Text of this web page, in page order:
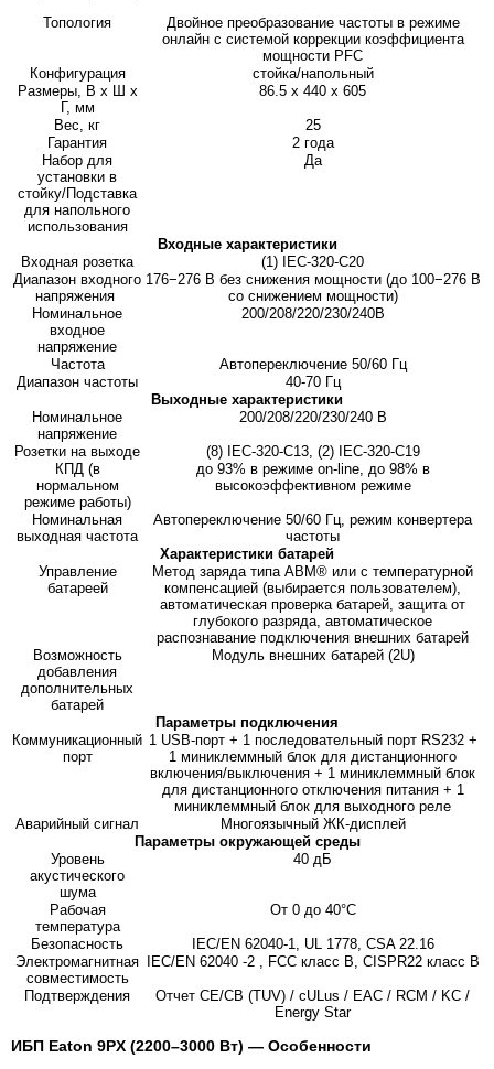
Топология
Двойное преобразование частоты в режиме
онлайн с системой коррекции коэффициента
мощности PFC
Конфигурация
стойка/напольный
Размеры, В x Ш x
Г, мм
86.5 x 440 x 605
Вес, кг
25
Гарантия
2 года
Набор для
установки в
стойку/Подставка
для напольного
использования
Да
Входные характеристики
Входная розетка
(1) IEC-320-C20
Диапазон входного
напряжения
176−276 В без снижения мощности (до 100−276 В
со снижением мощности)
Номинальное
входное
напряжение
200/208/220/230/240В
Частота
Автопереключение 50/60 Гц
Диапазон частоты
40-70 Гц
Выходные характеристики
Номинальное
напряжение
200/208/220/230/240 В
Розетки на выходе
(8) IEC-320-C13, (2) IEC-320-C19
КПД (в
нормальном
режиме работы)
до 93% в режиме on-line, до 98% в
высокоэффективном режиме
Номинальная
выходная частота
Автопереключение 50/60 Гц, режим конвертера
частоты
Характеристики батарей
Управление
батареей
Метод заряда типа ABM® или с температурной
компенсацией (выбирается пользователем),
автоматическая проверка батарей, защита от
глубокого разряда, автоматическое
распознавание подключения внешних батарей
Возможность
добавления
дополнительных
батарей
Модуль внешних батарей (2U)
Параметры подключения
Коммуникационный
порт
1 USB-порт + 1 последовательный порт RS232 +
1 миниклеммный блок для дистанционного
включения/выключения + 1 миниклеммный блок
для дистанционного отключения питания + 1
миниклеммный блок для выходного реле
Аварийный сигнал
Многоязычный ЖК-дисплей
Параметры окружающей среды
Уровень
акустического
шума
40 дБ
Рабочая
температура
От 0 до 40°C
Безопасность
IEC/EN 62040-1, UL 1778, CSA 22.16
Электромагнитная
совместимость
IEC/EN 62040 -2 , FCC класс B, CISPR22 класс B
Подтверждения
Отчет CE/CB (TUV) / cULus / EAC / RCM / KC /
Energy Star
ИБП Eaton 9PX (2200–3000 Вт) — Особенности